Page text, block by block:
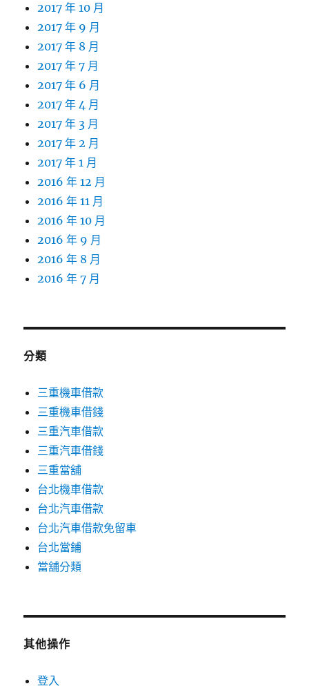
2017 年 10 月
2017 年 9 月
2017 年 8 月
2017 年 7 月
2017 年 6 月
2017 年 4 月
2017 年 3 月
2017 年 2 月
2017 年 1 月
2016 年 12 月
2016 年 11 月
2016 年 10 月
2016 年 9 月
2016 年 8 月
2016 年 7 月
分類
三重機車借款
三重機車借錢
三重汽車借款
三重汽車借錢
三重當舖
台北機車借款
台北汽車借款
台北汽車借款免留車
台北當鋪
當舖分類
其他操作
登入